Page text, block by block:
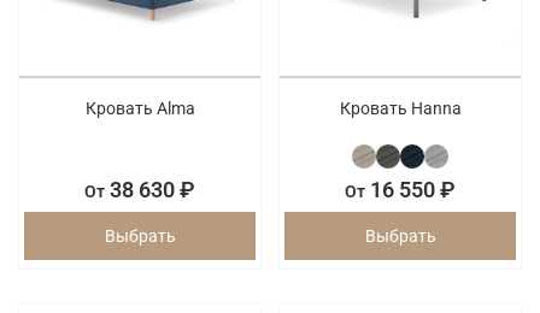
Кровать Alma
От 38 630 ₽
Выбрать
Кровать Hanna
От 16 550 ₽
Выбрать